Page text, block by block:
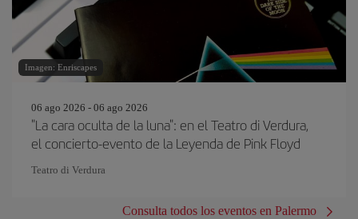
Imagen: Enriscapes
06 ago 2026 - 06 ago 2026
"La cara oculta de la luna": en el Teatro di Verdura,
el concierto-evento de la Leyenda de Pink Floyd
Teatro di Verdura
Consulta todos los eventos en Palermo